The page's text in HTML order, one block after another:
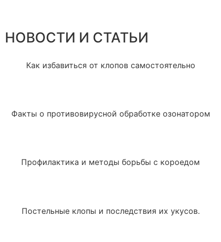
НОВОСТИ И СТАТЬИ
Как избавиться от клопов самостоятельно
Факты о противовирусной обработке озонатором
Профилактика и методы борьбы с короедом
Постельные клопы и последствия их укусов.